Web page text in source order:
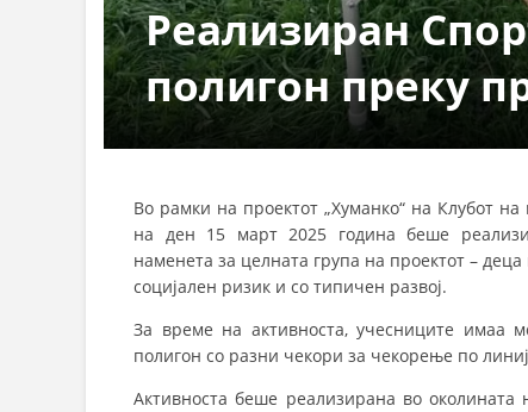
Реализиран
полигон преку
Во рамки на проектот „Хуманко“ на Клубот
на ден 15 март 2025 година беше
наменета за целната група на проектот –
социјален ризик и со типичен развој.
За време на активноста, учесниците имаа
полигон со разни чекори за чекорење по
Активноста беше реализирана во